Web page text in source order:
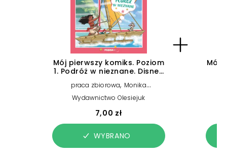
Mój pierwszy komiks. Poziom
1. Podróż w nieznane. Disney
praca zbiorowa, Monika
Kiersnowska (tłum.)
Wydawnictwo Olesiejuk
7,00 zł
WYBRANO
Mój